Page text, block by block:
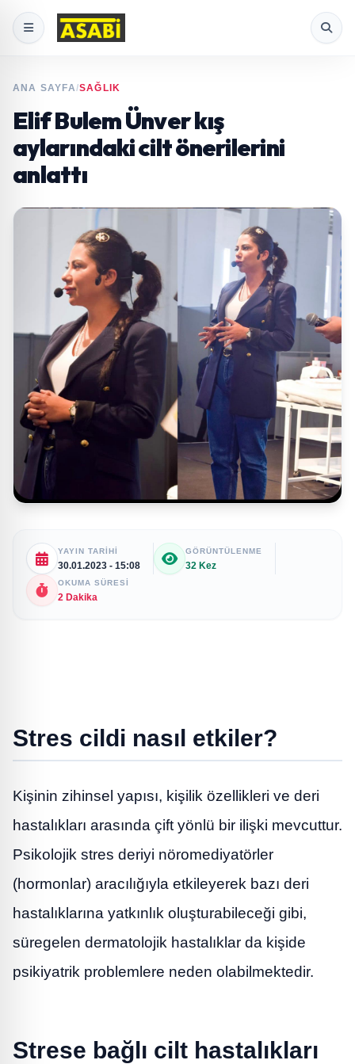
ANA SAYFA/SAĞLIK
Elif Bulem Ünver kış
aylarındaki cilt önerilerini
anlattı
YAYIN TARIHI
30.01.2023 - 15:08
GÖRÜNTÜLENME
32 Kez
OKUMA SÜRESI
2 Dakika
Stres cildi nasıl etkiler?
Kişinin zihinsel yapısı, kişilik özellikleri ve deri
hastalıkları arasında çift yönlü bir ilişki mevcuttur.
Psikolojik stres deriyi nöromediyatörler
(hormonlar) aracılığıyla etkileyerek bazı deri
hastalıklarına yatkınlık oluşturabileceği gibi,
süregelen dermatolojik hastalıklar da kişide
psikiyatrik problemlere neden olabilmektedir.
Strese bağlı cilt hastalıkları